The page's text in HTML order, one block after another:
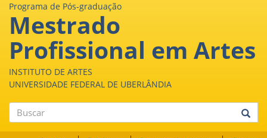
Canais
Programa de Pós-graduação
Mestrado
Profissional em Artes
INSTITUTO DE ARTES
UNIVERSIDADE FEDERAL DE UBERLÂNDIA
Buscar